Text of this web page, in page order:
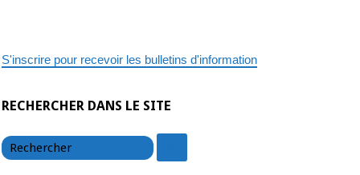
S'inscrire pour recevoir les bulletins d'information
RECHERCHER DANS LE SITE